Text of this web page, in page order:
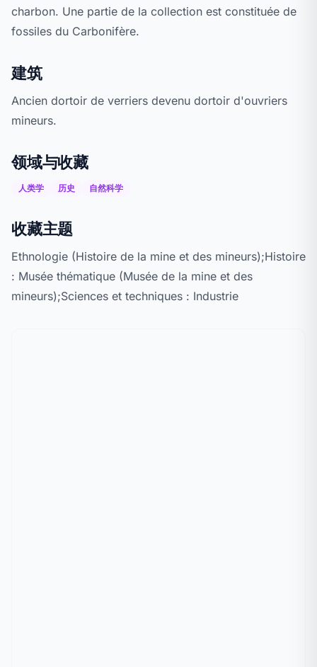
charbon. Une partie de la collection est constituée de
fossiles du Carbonifère.
建筑
Ancien dortoir de verriers devenu dortoir d'ouvriers
mineurs.
领域与收藏
人类学 历史 自然科学
收藏主题
Ethnologie (Histoire de la mine et des mineurs);Histoire
: Musée thématique (Musée de la mine et des
mineurs);Sciences et techniques : Industrie